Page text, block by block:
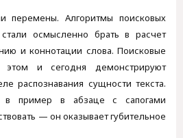
перемены. Алгоритмы поисковых
осмысленно брать в расчет
и коннотации слова. Поисковые
и сегодня демонстрируют
распознавания сущности текста.
в пример в абзаце с сапогами
— он оказывает губительное